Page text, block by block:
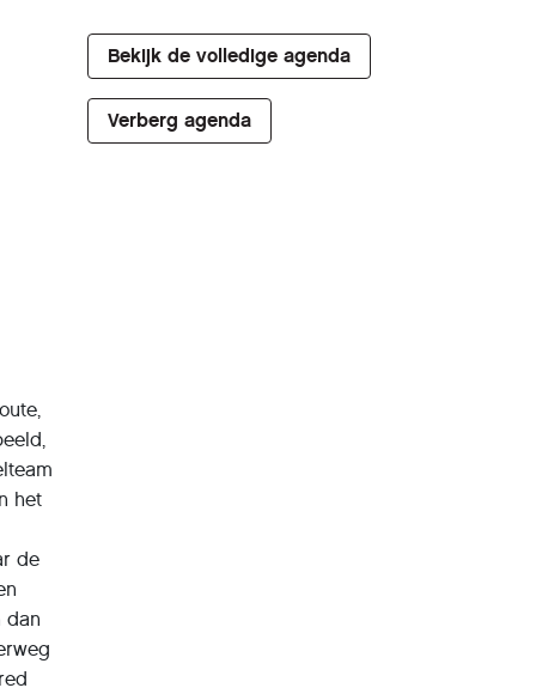
het
de
dan
Bekijk de volledige agenda
Verberg agenda